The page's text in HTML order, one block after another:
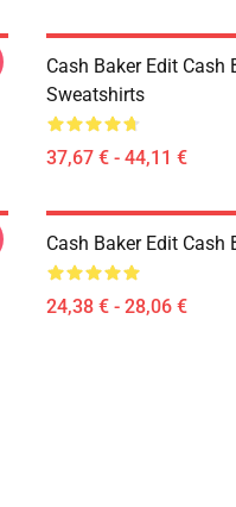
Cash Baker Edit Cash
Sweatshirts
37,67 € - 44,11 €
Cash Baker Edit Cash
24,38 € - 28,06 €